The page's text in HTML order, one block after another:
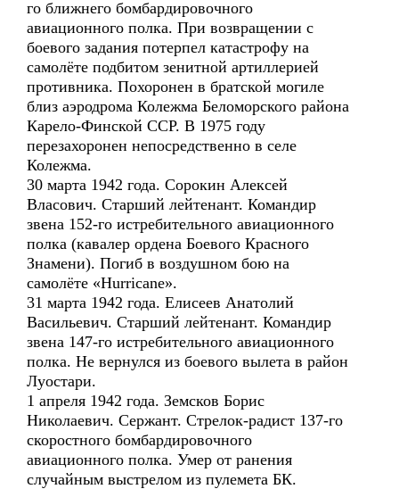
го ближнего бомбардировочного
авиационного полка. При возвращении с
боевого задания потерпел катастрофу на
самолёте подбитом зенитной артиллерией
противника. Похоронен в братской могиле
близ аэродрома Колежма Беломорского района
Карело-Финской ССР. В 1975 году
перезахоронен непосредственно в селе
Колежма.
30 марта 1942 года. Сорокин Алексей
Власович. Старший лейтенант. Командир
звена 152-го истребительного авиационного
полка (кавалер ордена Боевого Красного
Знамени). Погиб в воздушном бою на
самолёте «Hurricane».
31 марта 1942 года. Елисеев Анатолий
Васильевич. Старший лейтенант. Командир
звена 147-го истребительного авиационного
полка. Не вернулся из боевого вылета в район
Луостари.
1 апреля 1942 года. Земсков Борис
Николаевич. Сержант. Стрелок-радист 137-го
скоростного бомбардировочного
авиационного полка. Умер от ранения
случайным выстрелом из пулемета БК.